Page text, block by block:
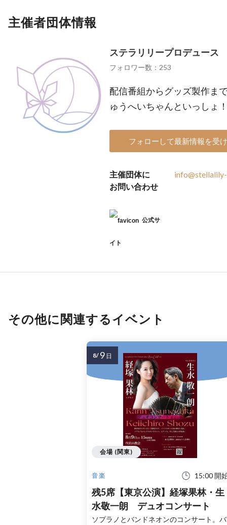
主催者団体情報
ステラリリープロデュース
フォロワー数：253
配信番組からグッズ製作ま
ゅうへいちゃんといっしょ
フォローして最新情報を受
主催団体に
お問い合わせ
公式サ
イト
その他に関連するイベント
音楽 15:00 開
残5席【東京公演】経塚果林・生
水敬一朗 デュオコンサート
ソプラノとバンドネオンのコンサート。バ
会場 (関東)
8/ 9 日